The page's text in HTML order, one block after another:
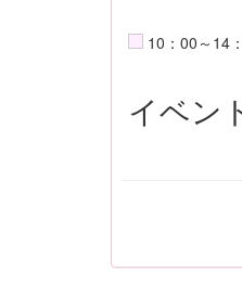
10：00～14
イベン